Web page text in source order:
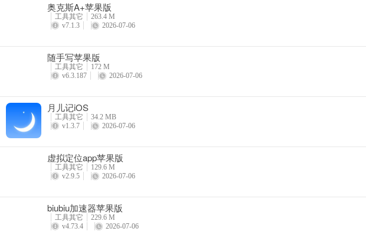
奥克斯A+苹果版
工具其它
263.4 M
v7.1.3
2026-07-06
随手写苹果版
工具其它
172 M
v6.3.187
2026-07-06
月儿记iOS
工具其它
34.2 MB
v1.3.7
2026-07-06
虚拟定位app苹果版
工具其它
129.6 M
v2.9.5
2026-07-06
biubiu加速器苹果版
工具其它
229.6 M
v4.73.4
2026-07-06